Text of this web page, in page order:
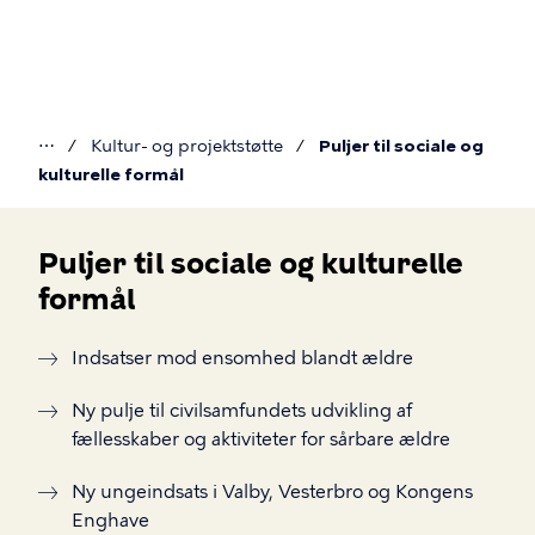
Du
her
⋯ Kultur- og projektstøtte
Puljer til sociale og
kulturelle formål
Puljer
til
og
formål
Puljer til sociale og kulturelle
formål
Indsatser mod ensomhed blandt ældre
Ny pulje til civilsamfundets udvikling af
fællesskaber og aktiviteter for sårbare ældre
Ny ungeindsats i Valby, Vesterbro og Kongens
Enghave